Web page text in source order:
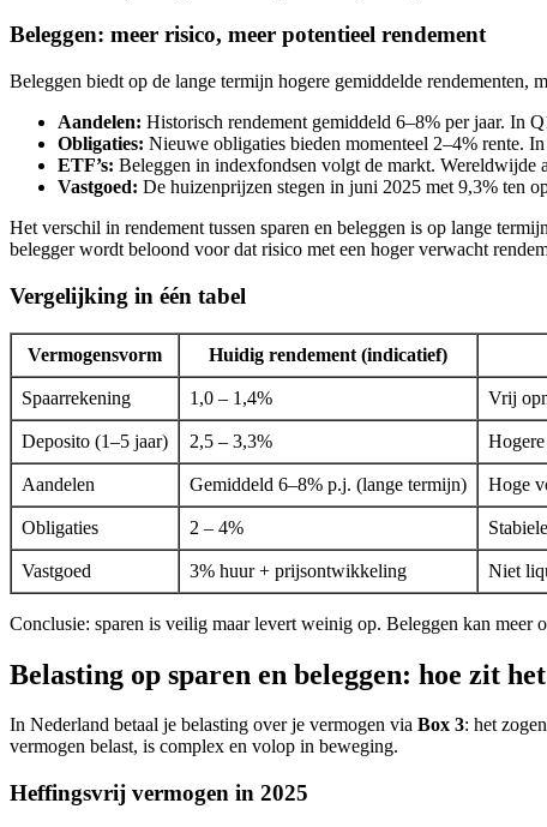
Beleggen: meer risico, meer potentieel rendement
Beleggen biedt op de lange termijn hogere gemiddelde rendementen,
Aandelen: Historisch rendement gemiddeld 6–8% per jaar. In
Obligaties: Nieuwe obligaties bieden momenteel 2–4% rente.
ETF’s: Beleggen in indexfondsen volgt de markt. Wereldwijde
Vastgoed: De huizenprijzen stegen in juni 2025 met 9,3% ten
Het verschil in rendement tussen sparen en beleggen is op lange
belegger wordt beloond voor dat risico met een hoger verwacht
Vergelijking in één tabel
Vermogensvorm Huidig rendement (indicatief)
Spaarrekening 1,0 – 1,4% Vrij
Deposito (1–5 jaar) 2,5 – 3,3%
Aandelen Gemiddeld 6–8% p.j. (lange termijn) Hoge
Obligaties 2 – 4%
Vastgoed 3% huur + prijsontwikkeling Niet
Conclusie: sparen is veilig maar levert weinig op. Beleggen kan meer
Belasting op sparen en beleggen: hoe zit
In Nederland betaal je belasting over je vermogen via Box 3: het
vermogen belast, is complex en volop in beweging.
Heffingsvrij vermogen in 2025